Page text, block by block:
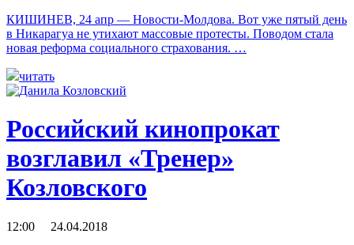
КИШИНЕВ, 24 апр — Новости-Молдова. Вот уже пятый день
в Никарагуа не утихают массовые протесты. Поводом стала
новая реформа социального страхования. …
читать
Российский кинопрокат
возглавил «Тренер»
Козловского
12:00 24.04.2018